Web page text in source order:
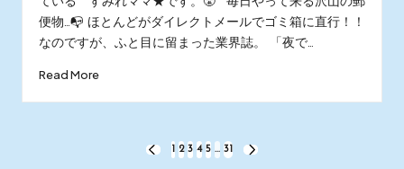
便物…📭 ほとんどがダイレクトメールでゴミ箱に直行！！
なのですが、ふと目に留まった業界誌。 「夜で…
Read More
PREVIOUS
2 3 4 5 … 31